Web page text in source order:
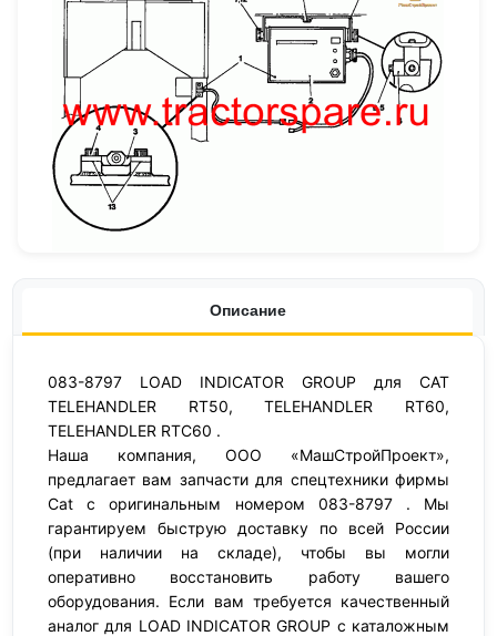
Описание
083-8797 LOAD INDICATOR GROUP для CAT
TELEHANDLER RT50, TELEHANDLER RT60,
TELEHANDLER RTC60 .
Наша компания, ООО «МашСтройПроект»,
предлагает вам запчасти для спецтехники фирмы
Cat с оригинальным номером 083-8797 . Мы
гарантируем быструю доставку по всей России
(при наличии на складе), чтобы вы могли
оперативно восстановить работу вашего
оборудования. Если вам требуется качественный
аналог для LOAD INDICATOR GROUP с каталожным